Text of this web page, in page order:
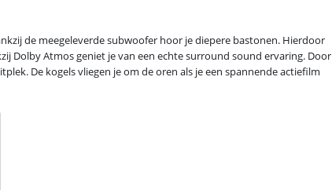
de meegeleverde subwoofer hoor je diepere bastonen. Hierdoor
Dolby Atmos geniet je van een echte surround sound ervaring. Door
De kogels vliegen je om de oren als je een spannende actiefilm